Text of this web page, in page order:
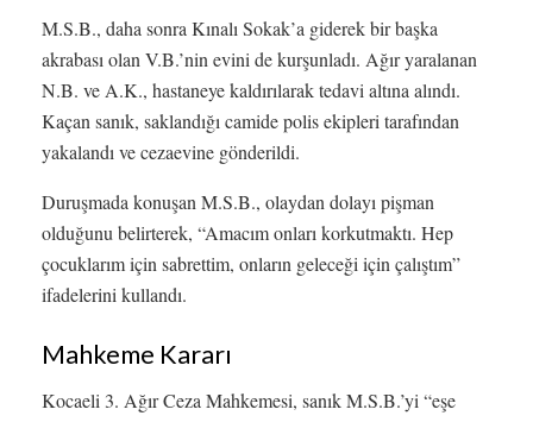
M.S.B., daha sonra Kınalı Sokak’a giderek bir başka
akrabası olan V.B.’nin evini de kurşunladı. Ağır yaralanan
N.B. ve A.K., hastaneye kaldırılarak tedavi altına alındı.
Kaçan sanık, saklandığı camide polis ekipleri tarafından
yakalandı ve cezaevine gönderildi.
Duruşmada konuşan M.S.B., olaydan dolayı pişman
olduğunu belirterek, “Amacım onları korkutmaktı. Hep
çocuklarım için sabrettim, onların geleceği için çalıştım”
ifadelerini kullandı.
Mahkeme Kararı
Kocaeli 3. Ağır Ceza Mahkemesi, sanık M.S.B.’yi “eşe